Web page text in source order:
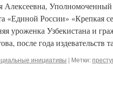
Алексеевна,
«Единой России» «Крепкая
уроженка Узбекистана и
после года издевательств
инициативы | Метки: